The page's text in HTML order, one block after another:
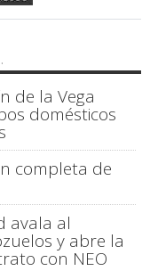
de la Vega
domésticos
completa de
avala al
y abre la
con NEO